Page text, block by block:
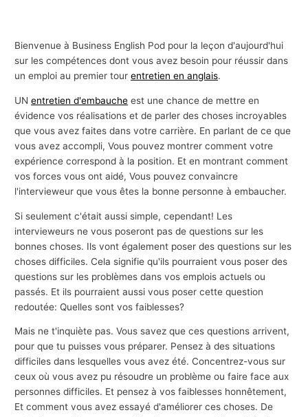
Bienvenue à Business English Pod pour la leçon d'aujourd'hui
sur les compétences dont vous avez besoin pour réussir dans
un emploi au premier tourentretien en anglais.
UNentretien d'embauche est une chance de mettre en
évidence vos réalisations et de parler des choses incroyables
que vous avez faites dans votre carrière. En parlant de ce que
vous avez accompli, Vous pouvez montrer comment votre
expérience correspond à la position. Et en montrant comment
vos forces vous ont aidé, Vous pouvez convaincre
l'intervieweur que vous êtes la bonne personne à embaucher.
Si seulement c'était aussi simple, cependant! Les
intervieweurs ne vous poseront pas de questions sur les
bonnes choses. Ils vont également poser des questions sur les
choses difficiles. Cela signifie qu'ils pourraient vous poser des
questions sur les problèmes dans vos emplois actuels ou
passés. Et ils pourraient aussi vous poser cette question
redoutée: Quelles sont vos faiblesses?
Mais ne t'inquiète pas. Vous savez que ces questions arrivent,
pour que tu puisses vous préparer. Pensez à des situations
difficiles dans lesquelles vous avez été. Concentrez-vous sur
ceux où vous avez pu résoudre un problème ou faire face aux
personnes difficiles. Et pensez à vos faiblesses honnêtement,
Et comment vous avez essayé d'améliorer ces choses. De